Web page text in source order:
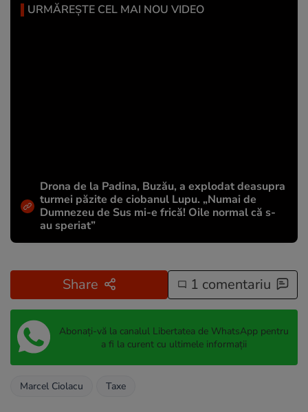
URMĂREȘTE CEL MAI NOU VIDEO
Drona de la Padina, Buzău, a explodat deasupra
turmei păzite de ciobanul Lupu. „Numai de
Dumnezeu de Sus mi-e frică! Oile normal că s-
au speriat”
Share 1 comentariu
Abonați-vă la canalul Libertatea de WhatsApp pentru
a fi la curent cu ultimele informații
Marcel Ciolacu Taxe